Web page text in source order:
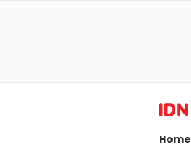
Home